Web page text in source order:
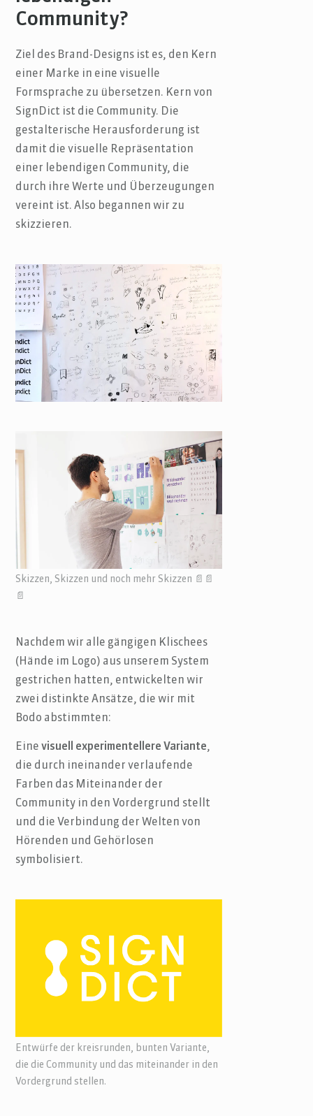
Community?
Ziel des Brand-Designs ist es, den Kern
einer Marke in eine visuelle
Formsprache zu übersetzen. Kern von
SignDict ist die Community. Die
gestalterische Herausforderung ist
damit die visuelle Repräsentation
einer lebendigen Community, die
durch ihre Werte und Überzeugungen
vereint ist. Also begannen wir zu
skizzieren.
Skizzen, Skizzen und noch mehr Skizzen 📄📄
📄
Nachdem wir alle gängigen Klischees
(Hände im Logo) aus unserem System
gestrichen hatten, entwickelten wir
zwei distinkte Ansätze, die wir mit
Bodo abstimmten:
Einevisuell experimentellere Variante,
die durch ineinander verlaufende
Farben das Miteinander der
Community in den Vordergrund stellt
und die Verbindung der Welten von
Hörenden und Gehörlosen
symbolisiert.
Entwürfe der kreisrunden, bunten Variante,
die die Community und das miteinander in den
Vordergrund stellen.